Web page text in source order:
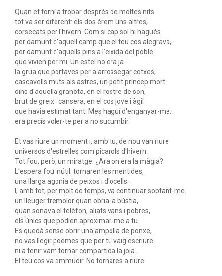
Quan et torní a trobar després de moltes nits
tot va ser diferent: els dos érem uns altres,
corsecats per l'hivern. Com si cap sol hi hagués
per damunt d'aquell camp que el teu cos alegrava,
per damunt d'aquells pins a l'eixida del poble
que vivien per mi. Un estel no era ja
la grua que portaves per a arrossegar cotxes,
cascavells muts als astres, un petit príncep mort
dins d'aquella granota, en el rostre de son,
brut de greix i cansera, en el cos jove i àgil
que havia estimat tant. Mes haguí d'enganyar-me:
era precís voler-te per a no sucumbir.
Et vas riure un moment i, amb tu, de nou van riure
universos d'estrelles com picarols d'hivern.
Tot fou, però, un miratge. ¿Ara on era la màgia?
L'espera fou inútil: tornaren les mentides,
una llarga agonia de peixos i d'ocells.
I, amb tot, per molt de temps, va continuar sobtant-me
un lleuger tremolor quan obria la bústia,
quan sonava el telèfon, aliats vans i pobres,
els únics que podien aproximar-me a tu.
Es quedà sense obrir una ampolla de ponxe,
no vas llegir poemes que per tu vaig escriure
ni a tenir vam tornar compartida la joia.
El teu cos va emmudir. No tornares a riure.